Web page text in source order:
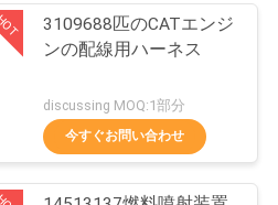
ス
25
3109688匹のCATエンジ
ンの配線用ハーネス
discussing MOQ:1部分
今すぐお問い合わせ